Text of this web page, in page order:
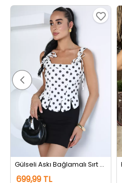
Gülseli Askı Bağlamalı Sırt Fermuarlı Puantiyeli Bluz Kremsiyahlı
699,99 TL